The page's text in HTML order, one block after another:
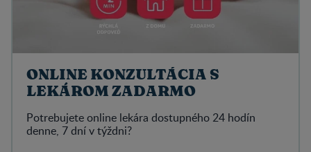
ONLINE KONZULTÁCIA S
LEKÁROM ZADARMO
Potrebujete online lekára dostupného 24 hodín
denne, 7 dní v týždni?